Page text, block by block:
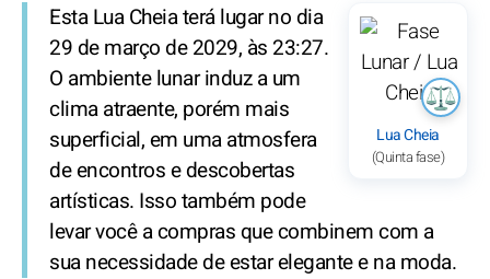
Lua Cheia
(Quinta fase)
Esta Lua Cheia terá lugar no dia
29 de março de 2029, às 23:27.
O ambiente lunar induz a um
clima atraente, porém mais
superficial, em uma atmosfera
de encontros e descobertas
artísticas. Isso também pode
levar você a compras que combinem com a
sua necessidade de estar elegante e na moda.